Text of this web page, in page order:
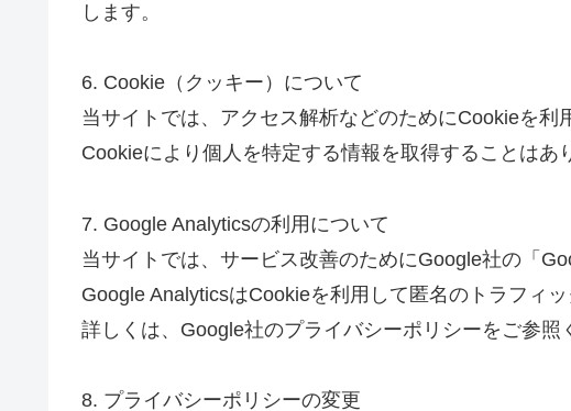
します。
6. Cookie（クッキー）について
当サイトでは、アクセス解析などのためにCookieを利
Cookieにより個人を特定する情報を取得することはあ
7. Google Analyticsの利用について
当サイトでは、サービス改善のためにGoogle社の「
Google AnalyticsはCookieを利用して匿名のトラフィッ
詳しくは、Google社のプライバシーポリシーをご参照
8. プライバシーポリシーの変更